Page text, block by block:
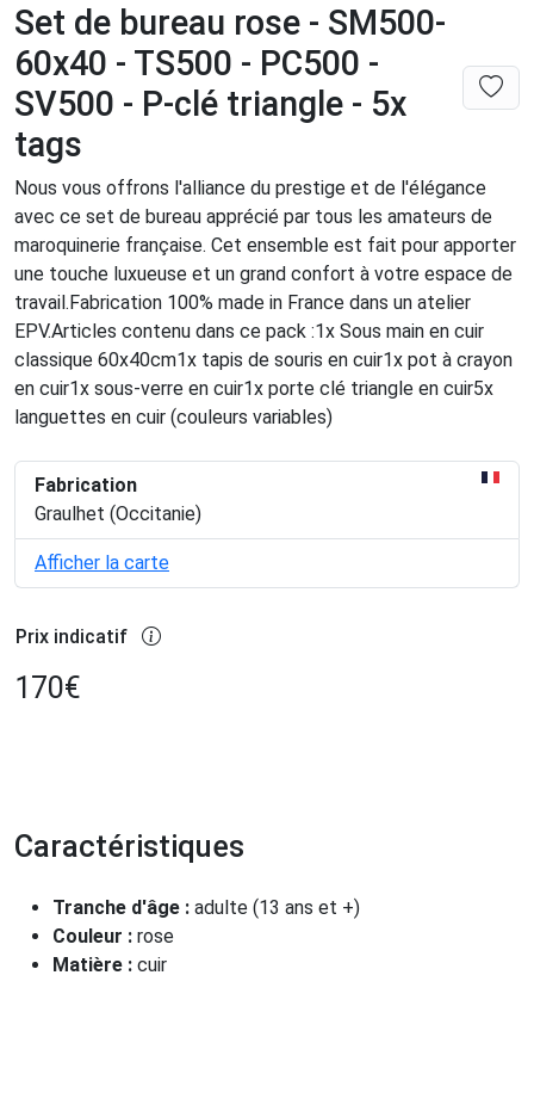
Set de bureau rose - SM500-
60x40 - TS500 - PC500 -
SV500 - P-clé triangle - 5x
tags
Nous vous offrons l'alliance du prestige et de l'élégance
avec ce set de bureau apprécié par tous les amateurs de
maroquinerie française. Cet ensemble est fait pour apporter
une touche luxueuse et un grand confort à votre espace de
travail.Fabrication 100% made in France dans un atelier
EPV.Articles contenu dans ce pack :1x Sous main en cuir
classique 60x40cm1x tapis de souris en cuir1x pot à crayon
en cuir1x sous-verre en cuir1x porte clé triangle en cuir5x
languettes en cuir (couleurs variables)
Fabrication
Graulhet (Occitanie)
Afficher la carte
Prix indicatif
170€
Caractéristiques
Tranche d'âge : adulte (13 ans et +)
Couleur : rose
Matière : cuir